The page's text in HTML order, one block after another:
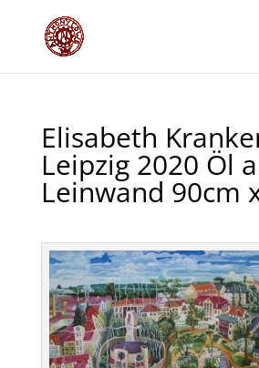
Elisabeth
Leipzig 2020 Öl
Leinwand 90cm